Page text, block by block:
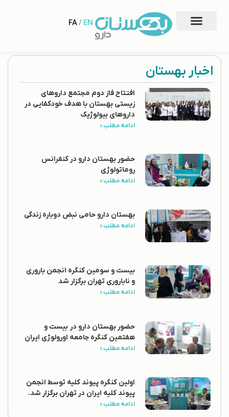
FA/ EN
اخبار بهستان
افتتاح فاز دوم مجتمع داروهای
زیستی بهستان با هدف خودکفایی در
داروهای بیولوژیک
ادامه مطلب »
حضور بهستان دارو در کنفرانس
روماتولوژی
ادامه مطلب »
بهستان دارو حامی نبض دوباره زندگی
ادامه مطلب »
بیست و سومین کنگره انجمن باروری
و ناباروری تهران برگزار شد
ادامه مطلب »
حضور بهستان دارو در بیست و
هفتمین کنگره جامعه اورولوژی ایران
ادامه مطلب »
اولین کنگره پیوند کلیه توسط انجمن
پیوند کلیه ایران در تهران برگزار شد.
ادامه مطلب »